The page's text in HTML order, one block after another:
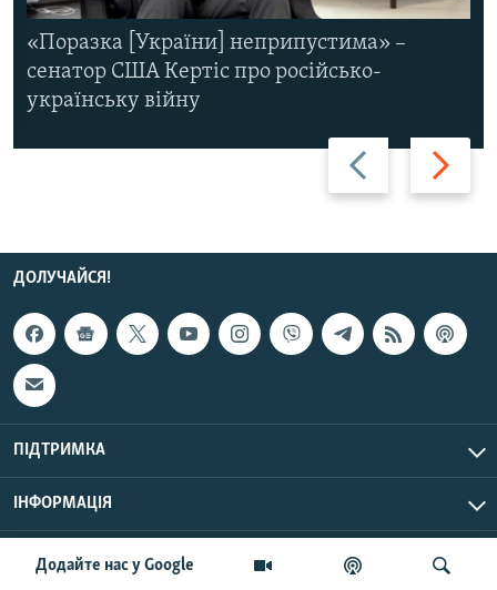
Додайте нас у Google
Назад Вперед
«Поразка [України] неприпустима» –
сенатор США Кертіс про російсько-
українську війну
ДОЛУЧАЙСЯ!
ПІДТРИМКА
ІНФОРМАЦІЯ
© Радіо Свобода, 2026 | Усі права застережено.
UTC+3